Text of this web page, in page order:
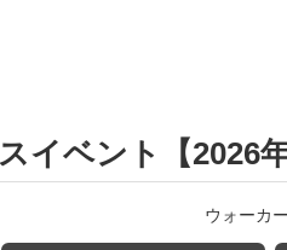
イベント【2026年
ウォーカ